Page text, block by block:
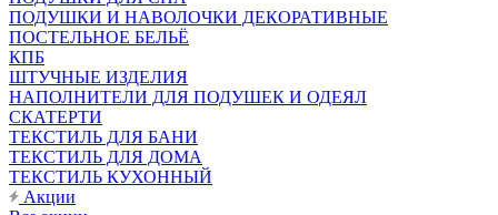
ПОДУШКИ И НАВОЛОЧКИ ДЕКОРАТИВНЫЕ
ПОСТЕЛЬНОЕ БЕЛЬЁ
КПБ
ШТУЧНЫЕ ИЗДЕЛИЯ
НАПОЛНИТЕЛИ ДЛЯ ПОДУШЕК И ОДЕЯЛ
СКАТЕРТИ
ТЕКСТИЛЬ ДЛЯ БАНИ
ТЕКСТИЛЬ ДЛЯ ДОМА
ТЕКСТИЛЬ КУХОННЫЙ
Акции